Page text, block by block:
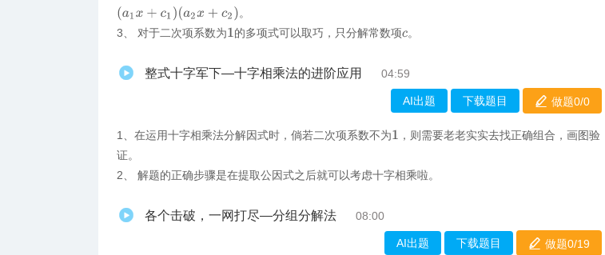
(a1 x+ c1 )(a 2x+c2)
。
3、 对于二次项系数为1的多项式可以取巧，只分解常数项c。
整式十字军下—十字相乘法的进阶应用 04:59
AI出题 下载题目 做题0/0
1、在运用十字相乘法分解因式时，倘若二次项系数不为1 ，则需要老老实实去找正确组合，画图验
证。
2、 解题的正确步骤是在提取公因式之后就可以考虑十字相乘啦。
各个击破，一网打尽—分组分解法 08:00
AI出题 下载题目 做题0/19